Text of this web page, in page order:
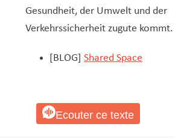
Gesundheit, der Umwelt und der
Verkehrssicherheit zugute kommt.
[BLOG] Shared Space
Ecouter ce texte